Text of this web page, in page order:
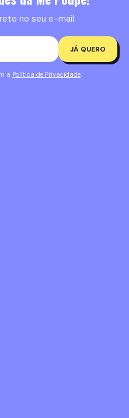
no seu e-mail.
JÁ QUERO
a Política de Privacidade